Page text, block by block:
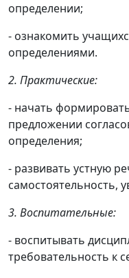
определении;
- ознакомить
определениями.
2. Практические:
- начать
предложении
определения;
- развивать устную
самостоятельность,
3. Воспитательные:
- воспитывать
требовательность к